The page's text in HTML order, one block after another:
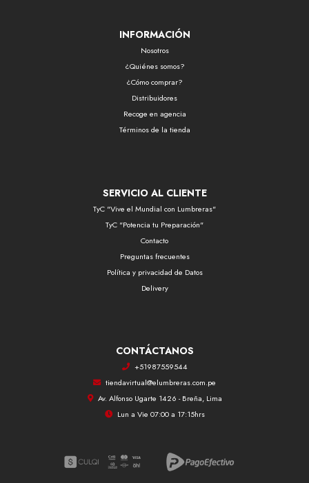
INFORMACIÓN
Nosotros
¿Quiénes somos?
¿Cómo comprar?
Distribuidores
Recoge en agencia
Términos de la tienda
SERVICIO AL CLIENTE
TyC "Vive el Mundial con Lumbreras"
TyC "Potencia tu Preparación"
Contacto
Preguntas frecuentes
Política y privacidad de Datos
Delivery
CONTÁCTANOS
+51987559544
tiendavirtual@elumbreras.com.pe
Av. Alfonso Ugarte 1426 - Breña, Lima
Lun a Vie 07:00 a 17:15hrs